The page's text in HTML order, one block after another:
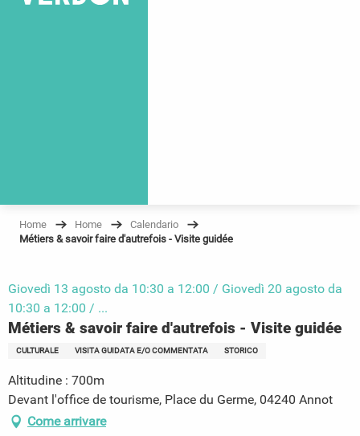
Home Home
Calendario
Métiers & savoir faire d'autrefois - Visite guidée
Giovedì 13 agosto da 10:30 a 12:00 / Giovedì 20 agosto da
10:30 a 12:00 / ...
Métiers & savoir faire d'autrefois - Visite guidée
CULTURALE VISITA GUIDATA E/O COMMENTATA STORICO
Altitudine : 700m
Devant l'office de tourisme, Place du Germe, 04240 Annot
Come arrivare